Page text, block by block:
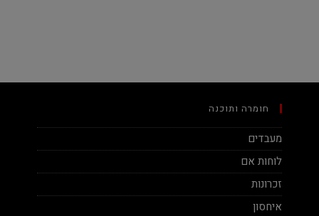
חומרה ותוכנה
מעבדים
לוחות אם
זכרונות
איחסון